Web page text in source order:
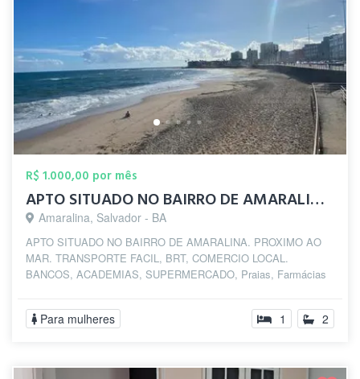
R$ 1.000,00 por mês
APTO SITUADO NO BAIRRO DE AMARALINA. PRO...
Amaralina, Salvador - BA
APTO SITUADO NO BAIRRO DE AMARALINA. PROXIMO AO
MAR. TRANSPORTE FACIL, BRT, COMERCIO LOCAL.
BANCOS, ACADEMIAS, SUPERMERCADO, Praias, Farmácias
Para mulheres 1 2